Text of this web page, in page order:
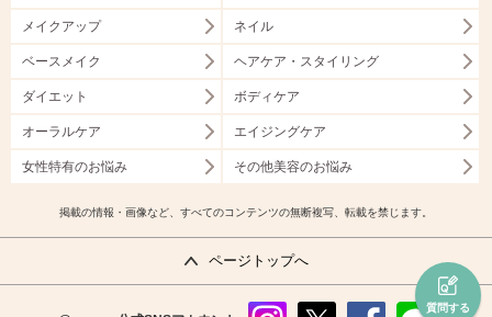
質問する
メイクアップ ネイル
ベースメイク ヘアケア・スタイリング
ダイエット ボディケア
オーラルケア エイジングケア
女性特有のお悩み その他美容のお悩み
掲載の情報・画像など、すべてのコンテンツの無断複写、転載を禁じます。
ページトップへ